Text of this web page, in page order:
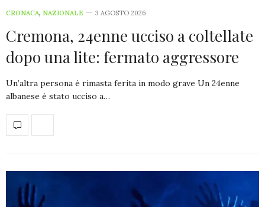
CRONACA, NAZIONALE 3 AGOSTO 2026
Cremona, 24enne ucciso a coltellate
dopo una lite: fermato aggressore
Un’altra persona è rimasta ferita in modo grave Un 24enne
albanese è stato ucciso a…